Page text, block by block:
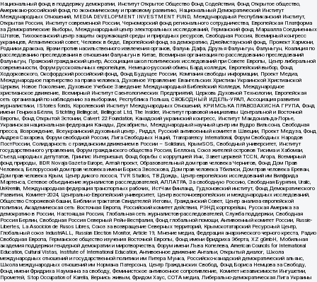
Национальный фонд в поддержку демократии, Институт Открытое Общество Фонд Содействия, Фонд Открытое общество,
Американо-российский фонд по экономическому и правовому развитию, Национальный Демократический Институт
Международных Отношений, MEDIA DEVELOPMENT INVESTMENT FUND, Международный Республиканский Институт,
Открытая Россия, Институт современной России, Черноморский фонд регионального сотрудничества, Европейская Платформа
за Демократические Выборы, Международный центр электоральных исследований, Германский фонд Маршалла Соединенных
Штатов, Тихоокеанский центр защиты окружающей среды и природных ресурсов, Свободная Россия, Всемирный конгресс
украинцев, Атлантический совет, Человек в беде, Европейский фонд за демократию, Джеймстаунский фонд, Прожект Хармони,
Родники дракона, Врачи против насильственного извлечения органов, Фалунь Дафа, Друзья Фалуньгун, Фалуньгун, Коалиция по
расследованию преследования в отношении Фалуньгун в Китае, Всемирная организация по расследованию преследований
Фалуньгун, Пражский гражданский центр, Ассоциация школ политических исследований при Совете Европы, Центр либеральной
современности, Форум русскоязычных европейцев, Немецко-русский обмен, Бард колледж, Европейский выбор, Фонд
Ходорковского, Оксфордский российский фонд, Фонд Будущее России, Компания свободы информации, Проект Медиа,
Международное партнерство за права человека, Духовное Управление Евангельских Христиан Украинской Христианской
Церкви, Новое Поколение, Духовное Учебное Заведение Международный Библейский Колледж, Международное
христианское движение, Всемирный Институт Саентологических Предприятий, Церковь Духовной Технологии, Европейская
сеть организаций по наблюдению за выборами, Республика Польша, СВОБОДНЫЙ ИДЕЛЬ-УРАЛ, Ассоциация развития
журналистики, IStories fonds, Королевский Институт Международных Отношений, КРИМСЬКА ПРАВОЗАХИСНА ГРУПА, Фонд
имени Генриха Бёлля, Stichting Bellingcat, Bellingcat Ltd, The Insider, Институт правовой инициативы Центральной и Восточной
Европы, Фонд Открытой Эстонии, Calvert 22 Foundation, Канадский украинский конгресс, Институт Макдональда-Лорье,
Украинская национальная федерация Канады, Декабристы, Международный научный центр им Вудро Вильсона, Свободная
пресса, Возрождение, Всеукраинский духовный центр , Риддл, Русский антивоенный комитет в Швеции, Проект Медуза, Фонд
Андрея Сахарова, Форум свободной России, Лига Свободных Наций, Transparеncy International, Форум Свободных Народов
ПостРоссии, Солидарность с гражданским движением в России – Solidarus, КрымSOS, Свободный университет, Институт
государственного управления, Форум гражданского общества Россия, Беллона, Союз жителей островов Тисима и Хабомаи,
Съезд народных депутатов, Гринпис Интернешнл, Фонд борьбы с коррупцией Инк, Завет церквей TCCN, Агора, Всемирный
фонд природы, BDR Novaja Gazeta-Europe, Алтай проект, Образовательный дом прав человека Чернигов, Фонд Дом Прав
Человека, Белорусский дом прав человека имени Бориса Звозскова, Дом прав человека Тбилиси, Дом прав человека Ереван,
Дом прав человека Крым, Центр дикого лосося, TVR Studios, ТВ Дождь, Центр европейских исследований им Вилфрида
Мартенса, Сетевое объединение журналистов расследователей, АЛЛАТРА, За свободную Россию, Свободная Бурятия, Uralic,
UnKremlin, Международная федерация транспортных рабочих, ИстЧам Финланд, Гудзоновский институт, Фонд Демократического
Развития, Комитет-2024, Центрально-Европейский университет, Центр восточноевропейских и международных исследований,
Общество Сторожевой башни, Библии и трактатов Свидетелей Иеговы, Гражданский Совет, Центр анализа европейской
политики, Академическая сеть Восточная Европа, Российский комитет действия, РЭНД корпорейшн, Русская Америка за
демократию в России, Настоящая Россия, Глобальная сеть журналистов-расследователей, Служба поддержки, Свободная
Россия Берлин, Свободная Россия Северный Рейн-Вестфалия, Фонд глобальной помощи, Антивоенный комитет России, Russie-
Libertes, La Asocicion de Rusos Libres, Союз за возвращение Северных территорий, Крымскотатарский Ресурсный Центр,
Глобальный союз IndustriALL, Russian Election Monitor, Article 19, Мнение медиа, Федерация анархического черного креста, Радио
Свободная Европа, Германское общество изучения Восточной Европы, Фонд имени Фридриха Эберта, XZ gGmbH, Мобильная
академия поддержки гендерной демократии и миротворчества, Форум имени Льва Копелева, American Councils for International
Education, Cultural Vistas, Institute of International Education, Антивоенное движение Антальи, Открытый диалог, Школа
международных отношений и государственной политики им Питера Мунка, Российско-канадский демократический альянс,
Школа международных отношений им Нормана Патерсона, Центр Гражданских Свобод, Фонд Бориса Немцова за Свободу,
Фонд имени Фридриха Науманна за свободу, Феминистское антивоенное сопротивление, Комитет независимости Ингушетии,
Прометей, Stop Occupation of Karelia, Вернись живым, Фридом Хаус, СОТА медиа, Либерально-демократическая Лига Украины